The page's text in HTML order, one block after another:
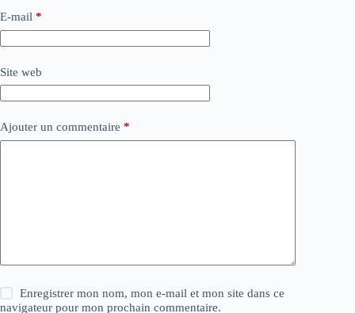
E-mail *
Site web
Ajouter un commentaire *
Enregistrer mon nom, mon e-mail et mon site dans ce
navigateur pour mon prochain commentaire.